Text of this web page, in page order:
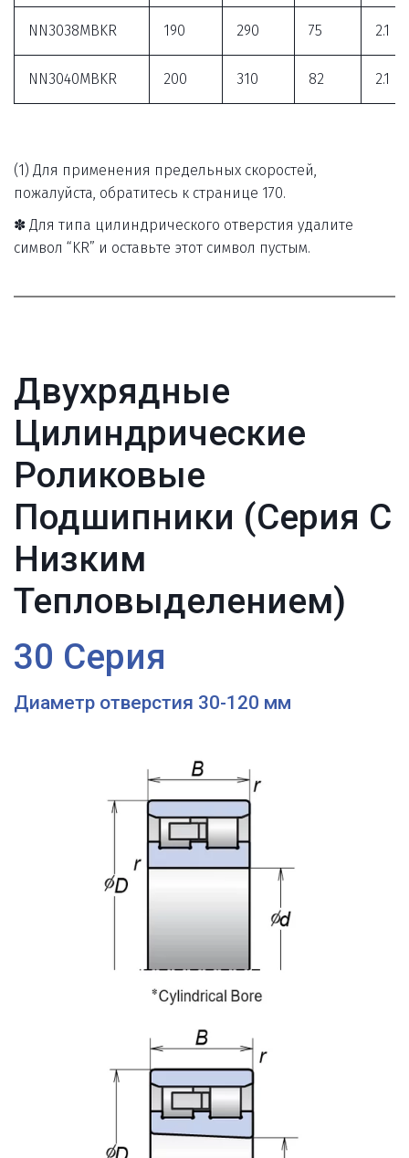
NN3038MBKR 190 290 75 2.1
NN3040MBKR 200 310 82 2.1
(1) Для применения предельных скоростей,
пожалуйста, обратитесь к странице 170.
✽ Для типа цилиндрического отверстия удалите
символ “KR” и оставьте этот символ пустым.
Двухрядные
Цилиндрические
Роликовые
Подшипники (Серия С
Низким
Тепловыделением)
30 Серия
Диаметр отверстия 30-120 мм